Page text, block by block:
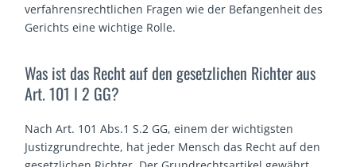
verfahrensrechtlichen Fragen wie der Befangenheit des
Gerichts eine wichtige Rolle.
Was ist das Recht auf den gesetzlichen Richter aus
Art. 101 I 2 GG?
Nach Art. 101 Abs.1 S.2 GG, einem der wichtigsten
Justizgrundrechte, hat jeder Mensch das Recht auf den